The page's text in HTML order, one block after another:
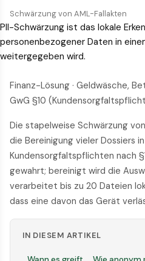
Schwärzung von AML-Fallakten
PII-Schwärzung ist das lokale
personenbezogener Daten in
weitergegeben wird.
Finanz-Lösung · Geldwäsche,
GwG §10
Die stapelweise Schwärzung
die Bereinigung vieler Dossiers
Kundensorgfaltspflichten nach
gewahrt; bereinigt wird die
verarbeitet bis zu 20 Dateien
dass eine davon das Gerät
IN DIESEM ARTIKEL